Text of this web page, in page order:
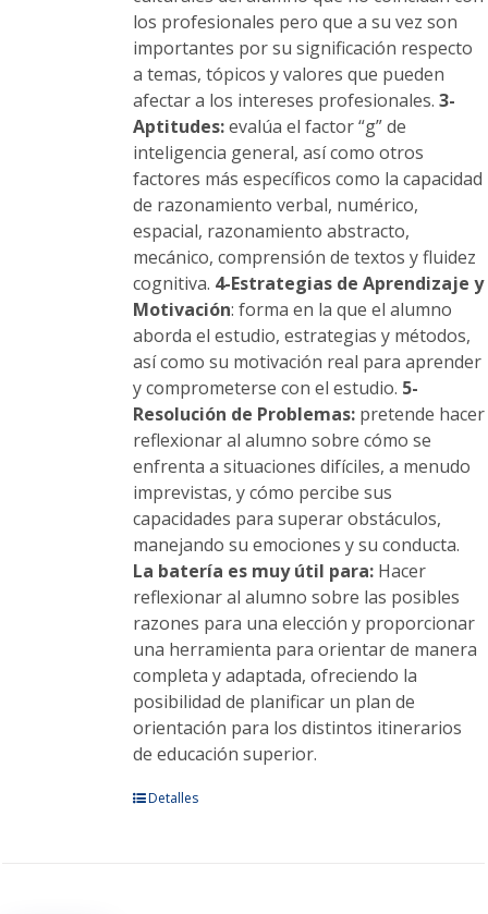
los profesionales pero que a su vez son
importantes por su significación respecto
a temas, tópicos y valores que pueden
afectar a los intereses profesionales. 3-
Aptitudes:evalúa el factor “g” de
inteligencia general, así como otros
factores más específicos como la capacidad
de razonamiento verbal, numérico,
espacial, razonamiento abstracto,
mecánico, comprensión de textos y fluidez
cognitiva. 4-Estrategias de Aprendizaje y
Motivación: forma en la que el alumno
aborda el estudio, estrategias y métodos,
así como su motivación real para aprender
y comprometerse con el estudio. 5-
Resolución de Problemas:pretende hacer
reflexionar al alumno sobre cómo se
enfrenta a situaciones difíciles, a menudo
imprevistas, y cómo percibe sus
capacidades para superar obstáculos,
manejando su emociones y su conducta.
La batería es muy útil para:Hacer
reflexionar al alumno sobre las posibles
razones para una elección y proporcionar
una herramienta para orientar de manera
completa y adaptada, ofreciendo la
posibilidad de planificar un plan de
orientación para los distintos itinerarios
de educación superior.
EsteDetalles